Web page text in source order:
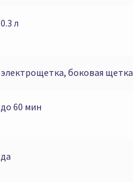
0.3 л
электрощетка, боковая щетка
до 60 мин
да